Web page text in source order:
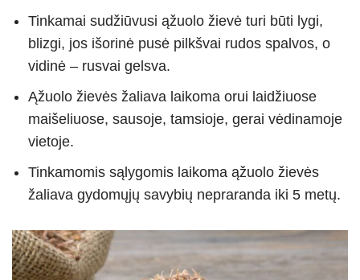
Tinkamai sudžiūvusi ąžuolo žievė turi būti lygi,
blizgi, jos išorinė pusė pilkšvai rudos spalvos, o
vidinė – rusvai gelsva.
Ąžuolo žievės žaliava laikoma orui laidžiuose
maišeliuose, sausoje, tamsioje, gerai vėdinamoje
vietoje.
Tinkamomis sąlygomis laikoma ąžuolo žievės
žaliava gydomųjų savybių nepraranda iki 5 metų.